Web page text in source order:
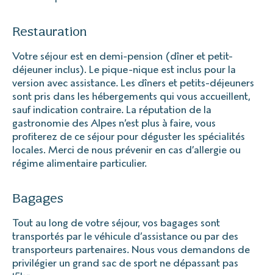
Restauration
Votre séjour est en demi-pension (dîner et petit-
déjeuner inclus). Le pique-nique est inclus pour la
version avec assistance. Les dîners et petits-déjeuners
sont pris dans les hébergements qui vous accueillent,
sauf indication contraire. La réputation de la
gastronomie des Alpes n’est plus à faire, vous
profiterez de ce séjour pour déguster les spécialités
locales. Merci de nous prévenir en cas d’allergie ou
régime alimentaire particulier.
Bagages
Tout au long de votre séjour, vos bagages sont
transportés par le véhicule d’assistance ou par des
transporteurs partenaires. Nous vous demandons de
privilégier un grand sac de sport ne dépassant pas